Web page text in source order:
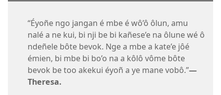
“Éyoñe ngo jangan é mbe é wô’ô ôlun, amu
nalé a ne kui, bi nji be bi kañese’e na ôlune wé ô
ndeñele bôte bevok. Nge a mbe a kate’e jôé
émien, bi mbe bi bo’o na a kôlô vôme bôte
bevok be too akekui éyoñ a ye mane vobô.”​—
Theresa.